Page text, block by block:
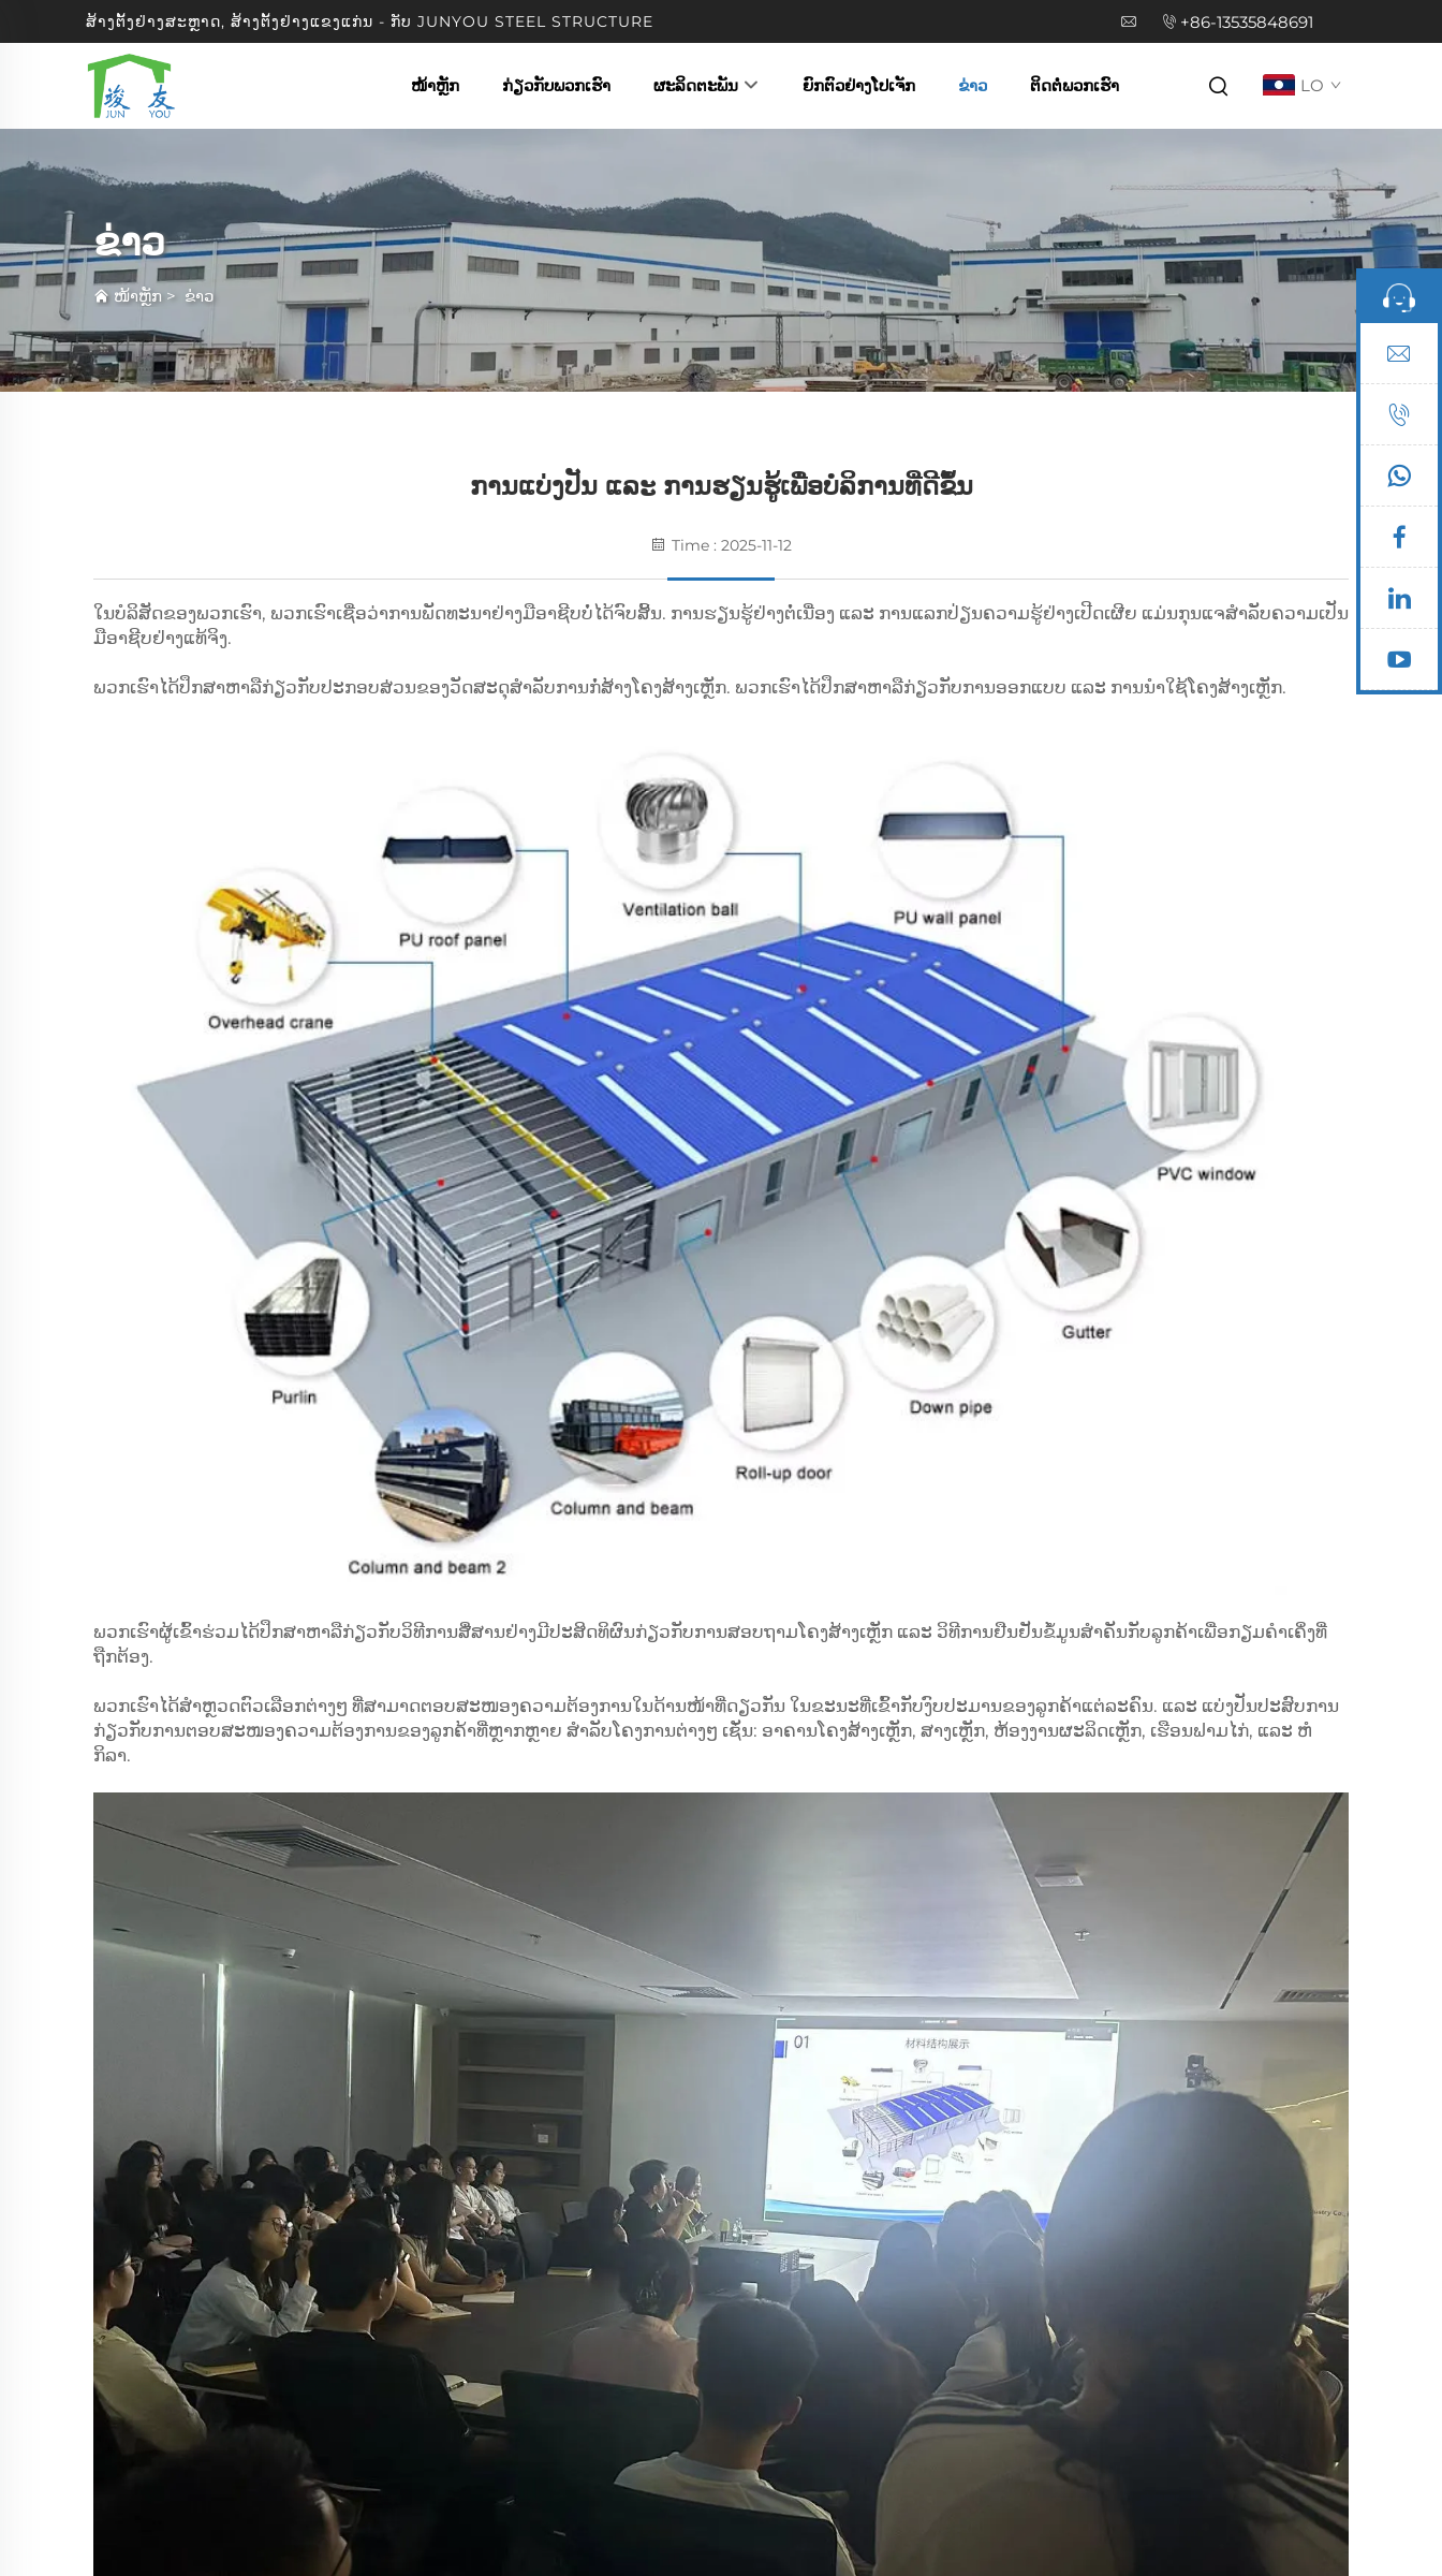
ສ້າງຕັ້ງຢ່າງສະຫຼາດ, ສ້າງຕັ້ງຢ່າງແຂງແກ່ນ - ກັບ JUNYOU STEEL STRUCTURE +86-13535848691
ໜ້າຫຼັກ ກ່ຽວກັບພວກເຮົາ ຜະລິດຕະພັນ ຍົກຕົວຢ່າງໂປເຈັກ ຂ່າວ ຕິດຕໍ່ພວກເຮົາ LO
ຂ່າວ
ໜ້າຫຼັກ > ຂ່າວ
ການແບ່ງປັນ ແລະ ການຮຽນຮູ້ເພື່ອບໍລິການທີ່ດີຂຶ້ນ
Time : 2025-11-12
ໃນບໍລິສັດຂອງພວກເຮົາ, ພວກເຮົາເຊື່ອວ່າການພັດທະນາຢ່າງມືອາຊີບບໍ່ໄດ້ຈົບສິ້ນ. ການຮຽນຮູ້ຢ່າງຕໍ່ເນື່ອງ ແລະ ການແລກປ່ຽນຄວາມຮູ້ຢ່າງເປີດເຜີຍ ແມ່ນກຸນແຈສຳລັບຄວາມເປັນ
ມືອາຊີບຢ່າງແທ້ຈິງ.
ພວກເຮົາໄດ້ປຶກສາຫາລືກ່ຽວກັບປະກອບສ່ວນຂອງວັດສະດຸສໍາລັບການກໍ່ສ້າງໂຄງສ້າງເຫຼັກ. ພວກເຮົາໄດ້ປຶກສາຫາລືກ່ຽວກັບການອອກແບບ ແລະ ການນຳໃຊ້ໂຄງສ້າງເຫຼັກ.
ພວກເຮົາຜູ້ເຂົ້າຮ່ວມໄດ້ປຶກສາຫາລືກ່ຽວກັບວິທີການສື່ສານຢ່າງມີປະສິດທິຜົນກ່ຽວກັບການສອບຖາມໂຄງສ້າງເຫຼັກ ແລະ ວິທີການຢືນຢັນຂໍ້ມູນສຳຄັນກັບລູກຄ້າເພື່ອກຽມຄຳເຄິ່ງທີ່
ຖືກຕ້ອງ.
ພວກເຮົາໄດ້ສຳຫຼວດຕົວເລືອກຕ່າງໆ ທີ່ສາມາດຕອບສະໜອງຄວາມຕ້ອງການໃນດ້ານໜ້າທີ່ດຽວກັນ ໃນຂະນະທີ່ເຂົ້າກັບງົບປະມານຂອງລູກຄ້າແຕ່ລະຄົນ. ແລະ ແບ່ງປັນປະສົບການ
ກ່ຽວກັບການຕອບສະໜອງຄວາມຕ້ອງການຂອງລູກຄ້າທີ່ຫຼາກຫຼາຍ ສຳລັບໂຄງການຕ່າງໆ ເຊັ່ນ: ອາຄານໂຄງສ້າງເຫຼັກ, ສາງເຫຼັກ, ຫ້ອງງານຜະລິດເຫຼັກ, ເຮືອນຟາມໄກ່, ແລະ ຫໍ
ກິລາ.